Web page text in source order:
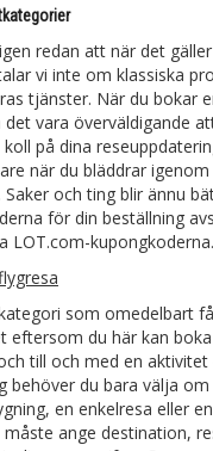
redan att när det
vi inte om klassiska
tjänster. När du bokar
vara överväldigande
på dina
när du bläddrar igenom
och ting blir ännu
för din beställning
LOT.com-kupongkoderna.
som omedelbart
eftersom du här kan
till och med en aktivitet
behöver du bara välja om
en enkelresa eller
ange destination,